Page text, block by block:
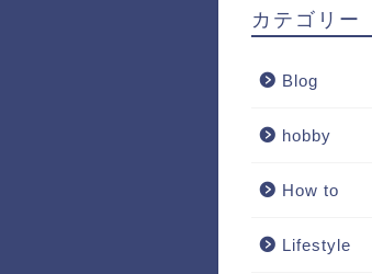
カテゴリー
Blog
hobby
How to
Lifestyle